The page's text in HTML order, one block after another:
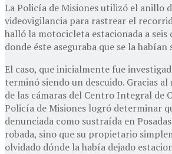
La Policía de Misiones utilizó el anillo
videovigilancia para rastrear el
halló la motocicleta estacionada a seis
donde éste aseguraba que se la
El caso, que inicialmente fue
terminó siendo un descuido. Gracias
de las cámaras del Centro Integral de
Policía de Misiones logró determinar
denunciada como sustraída en
robada, sino que su propietario
olvidado dónde la había dejado